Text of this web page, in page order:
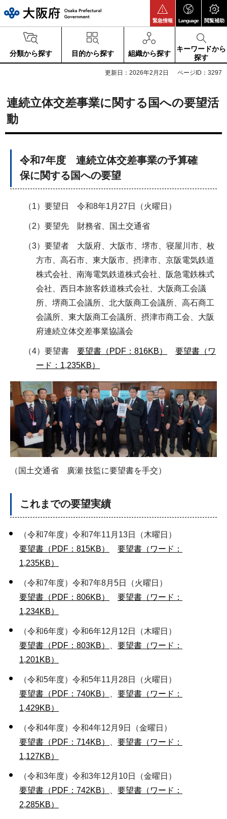
緊急情報 Language 閲覧補助
分類から探す 目的から探す 組織から探す
キーワードから
探す
更新日：2026年2月2日 ページID：3297
連続立体交差事業に関する国への要望活
動
令和7年度 連続立体交差事業の予算確
保に関する国への要望
（1）要望日 令和8年1月27日（火曜日）
（2）要望先 財務省、国土交通省
（3）要望者 大阪府、大阪市、堺市、寝屋川市、枚
方市、高石市、東大阪市、摂津市、京阪電気鉄道
株式会社、南海電気鉄道株式会社、阪急電鉄株式
会社、西日本旅客鉄道株式会社、大阪商工会議
所、堺商工会議所、北大阪商工会議所、高石商工
会議所、東大阪商工会議所、摂津市商工会、大阪
府連続立体交差事業協議会
（4）要望書要望書（PDF：816KB）
要望書（ワ
ード：1,235KB）
（国土交通省 廣瀬 技監に要望書を手交）
これまでの要望実績
（令和7年度）令和7年11月13日（木曜日）
要望書（PDF：815KB）
要望書（ワード：
1,235KB）
（令和7年度）令和7年8月5日（火曜日）
要望書（PDF：806KB）
要望書（ワード：
1,234KB）
（令和6年度）令和6年12月12日（木曜日）
要望書（PDF：803KB）
要望書（ワード：
1,201KB）
（令和5年度）令和5年11月28日（火曜日）
要望書（PDF：740KB）
要望書（ワード：
1,429KB）
（令和4年度）令和4年12月9日（金曜日）
要望書（PDF：714KB）
要望書（ワード：
1,127KB）
（令和3年度）令和3年12月10日（金曜日）
要望書（PDF：742KB）
要望書（ワード：
2,285KB）